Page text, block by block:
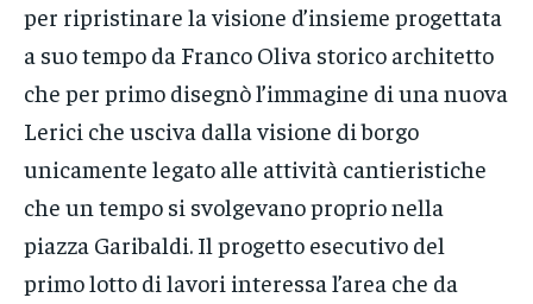
per ripristinare la visione d’insieme progettata
a suo tempo da Franco Oliva storico architetto
che per primo disegnò l’immagine di una nuova
Lerici che usciva dalla visione di borgo
unicamente legato alle attività cantieristiche
che un tempo si svolgevano proprio nella
piazza Garibaldi. Il progetto esecutivo del
primo lotto di lavori interessa l’area che da